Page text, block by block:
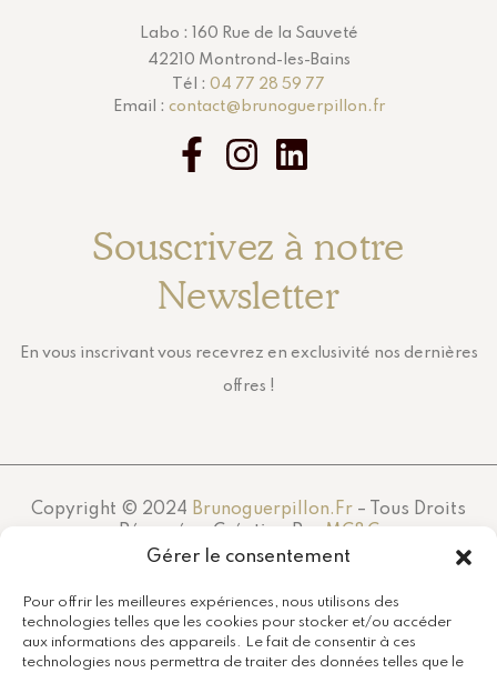
Gérer le consentement
Pour offrir les meilleures expériences, nous utilisons des
technologies telles que les cookies pour stocker et/ou accéder
aux informations des appareils. Le fait de consentir à ces
technologies nous permettra de traiter des données telles que le
Labo : 160 Rue de la Sauveté
42210 Montrond-les-Bains
Tél : 04 77 28 59 77
Email : contact@brunoguerpillon.fr
Souscrivez à notre
Newsletter
En vous inscrivant vous recevrez en exclusivité nos dernières
offres !
Copyright © 2024 Brunoguerpillon.fr – Tous Droits
Réservés – Création Par
MC&C